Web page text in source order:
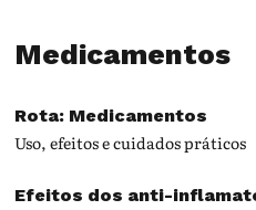
Medicamentos
Rota: Medicamentos
Uso, efeitos e cuidados práticos
Efeitos dos anti-